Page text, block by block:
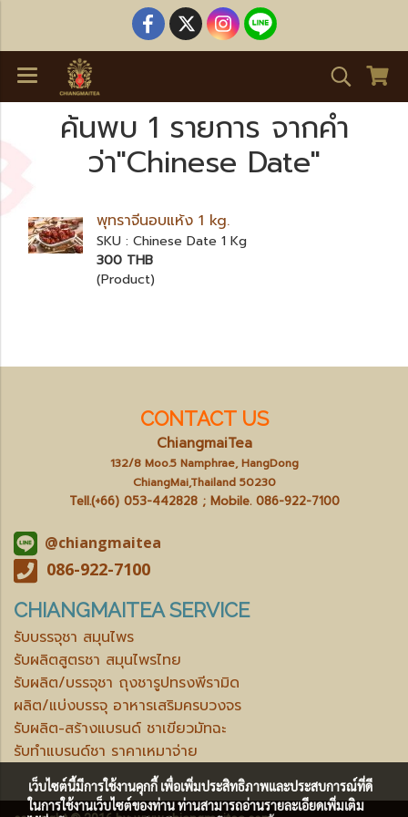
ค้นพบ 1 รายการ จากคำ
ว่า"Chinese Date"
พุทราจีนอบแห้ง 1 kg.
SKU : Chinese Date 1 Kg
300 THB
(Product)
CONTACT US
ChiangmaiTea
132/8 Moo.5 Namphrae, HangDong
ChiangMai,Thailand 50230
Tell.(+66) 053-442828 ; Mobile. 086-922-7100
@chiangmaitea
086-922-7100
CHIANGMAITEA SERVICE
รับบรรจุชา สมุนไพร
รับผลิตสูตรชา สมุนไพรไทย
รับผลิต/บรรจุชา ถุงชารูปทรงพีรามิด
ผลิต/แบ่งบรรจุ อาหารเสริมครบวงจร
รับผลิต-สร้างแบรนด์ ชาเขียวมัทฉะ
รับทำแบรนด์ชา ราคาเหมาจ่าย
เว็บไซต์นี้มีการใช้งานคุกกี้ เพื่อเพิ่มประสิทธิภาพและประสบการณ์ที่ดี
ในการใช้งานเว็บไซต์ของท่าน ท่านสามารถอ่านรายละเอียดเพิ่มเติม